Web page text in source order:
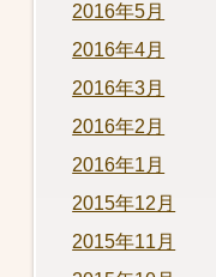
2016年5月
2016年4月
2016年3月
2016年2月
2016年1月
2015年12月
2015年11月